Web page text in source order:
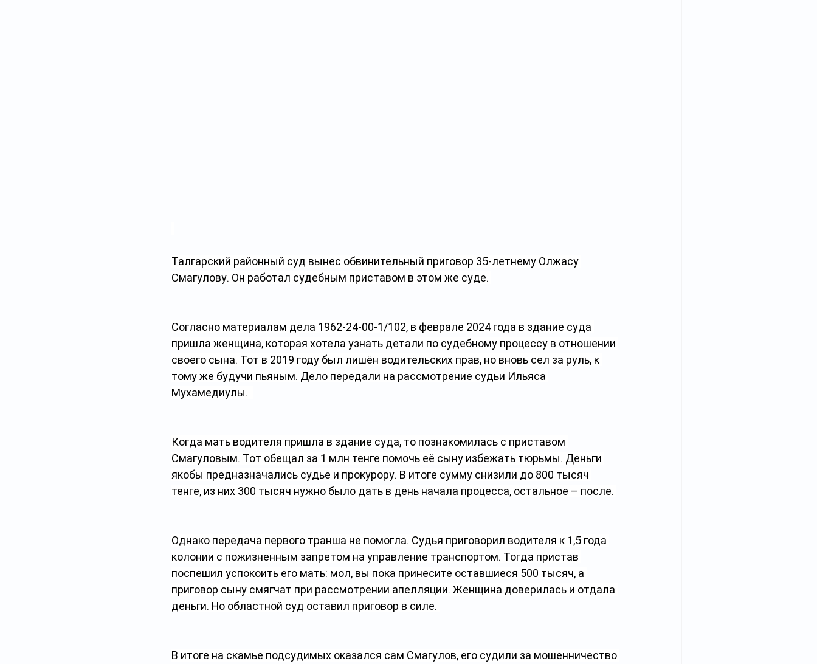
Талгарский районный суд вынес обвинительный приговор 35-летнему Олжасу
Смагулову. Он работал судебным приставом в этом же суде.
Согласно материалам дела 1962-24-00-1/102, в феврале 2024 года в здание суда
пришла женщина, которая хотела узнать детали по судебному процессу в отношении
своего сына. Тот в 2019 году был лишён водительских прав, но вновь сел за руль, к
тому же будучи пьяным. Дело передали на рассмотрение судьи Ильяса
Мухамедиулы.
Когда мать водителя пришла в здание суда, то познакомилась с приставом
Смагуловым. Тот обещал за 1 млн тенге помочь её сыну избежать тюрьмы. Деньги
якобы предназначались судье и прокурору. В итоге сумму снизили до 800 тысяч
тенге, из них 300 тысяч нужно было дать в день начала процесса, остальное – после.
Однако передача первого транша не помогла. Судья приговорил водителя к 1,5 года
колонии с пожизненным запретом на управление транспортом. Тогда пристав
поспешил успокоить его мать: мол, вы пока принесите оставшиеся 500 тысяч, а
приговор сыну смягчат при рассмотрении апелляции. Женщина доверилась и отдала
деньги. Но областной суд оставил приговор в силе.
В итоге на скамье подсудимых оказался сам Смагулов, его судили за мошенничество